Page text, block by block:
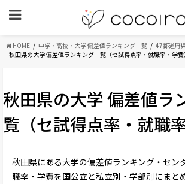
HOME 中学・高校・大学 偏差値ランキング一覧
47都道府
秋田県の大学 偏差値ランキング一覧（セ試得点率・就職率・学費）
秋田県の大学 偏差値ラ
覧（セ試得点率・就職
秋田県にある大学の偏差値ランキング・セン
職率・学費を国公立と私立別・学部別にまと